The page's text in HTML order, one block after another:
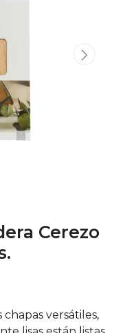
Cerezo
versátiles,